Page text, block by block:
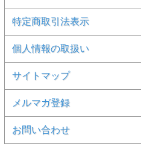
特定商取引法表示
個人情報の取扱い
サイトマップ
メルマガ登録
お問い合わせ